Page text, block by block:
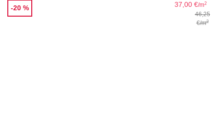
-20 % 37,00 €/m2
46,25
€/m2